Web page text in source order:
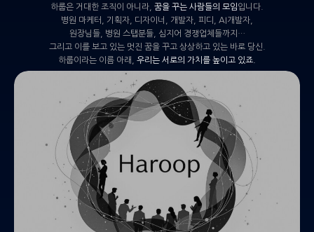
하룹은 거대한 조직이 아니라, 꿈을 꾸는 사람들의 모임입니다.
병원 마케터, 기획자, 디자이너, 개발자, 피디, AI개발자,
원장님들, 병원 스탭분들, 심지어 경쟁업체들까지…
그리고 이를 보고 있는 멋진 꿈을 꾸고 상상하고 있는 바로 당신.
하룹이라는 이름 아래, 우리는 서로의 가치를 높이고 있죠.